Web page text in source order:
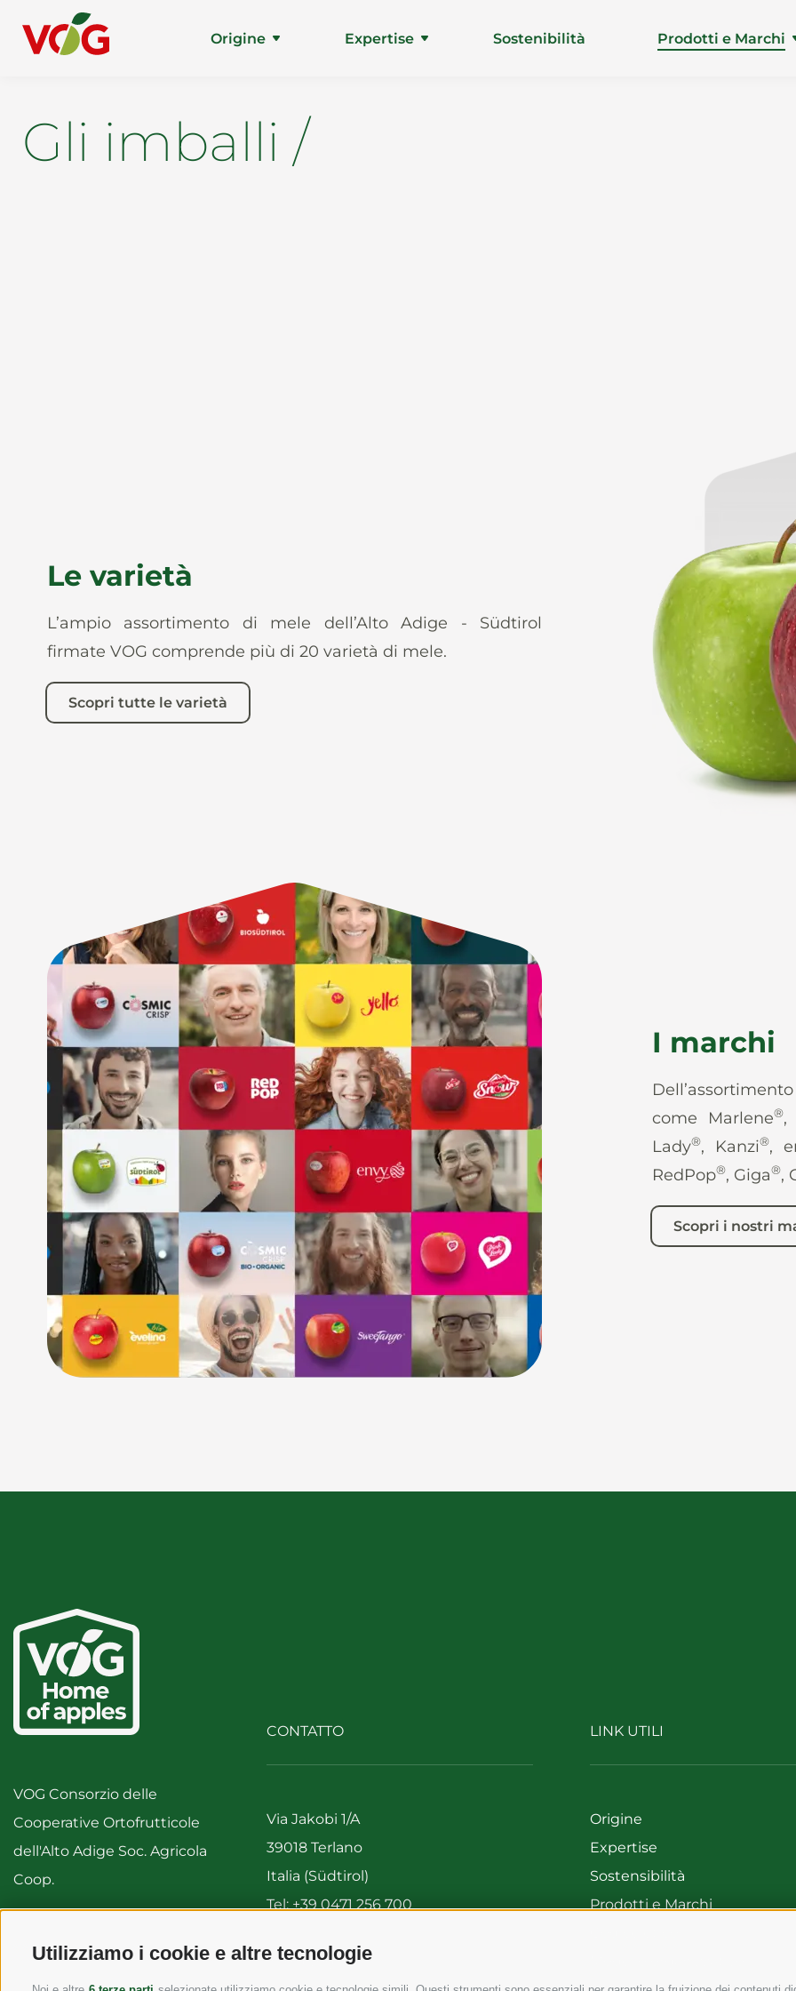
Utilizziamo i cookie e altre tecnologie
Origine Expertise Sostenibilità Prodotti e Marchi
Gli imballi /
Le varietà
L’ampio assortimento di mele dell’Alto Adige - Südtirol
firmate VOG comprende più di 20 varietà di mele.
Scopri tutte le varietà
I marchi
come Marlene®,
Lady®, Kanzi®,
RedPop®, Giga®,
Scopri i nostri
VOG Consorzio delle
Cooperative Ortofrutticole
dell'Alto Adige Soc. Agricola
Coop.
CONTATTO
Via Jakobi 1/A
39018 Terlano
Italia (Südtirol)
Tel:+39 0471 256 700
info@vog.it
LINK UTILI
Origine
Expertise
Sostensibilità
Prodotti e Marchi